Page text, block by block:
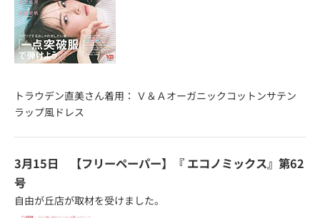
トラウデン直美さん着用： Ｖ＆Ａオーガニックコットンサテン
ラップ風ドレス
3月15日 【フリーペーパー】『 エコノミックス』第62
号
自由が丘店が取材を受けました。